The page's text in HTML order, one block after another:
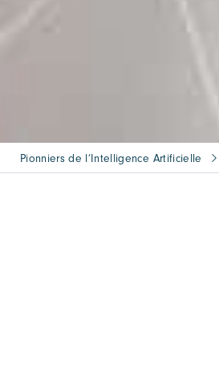
Pionniers de l’Intelligence Artificielle